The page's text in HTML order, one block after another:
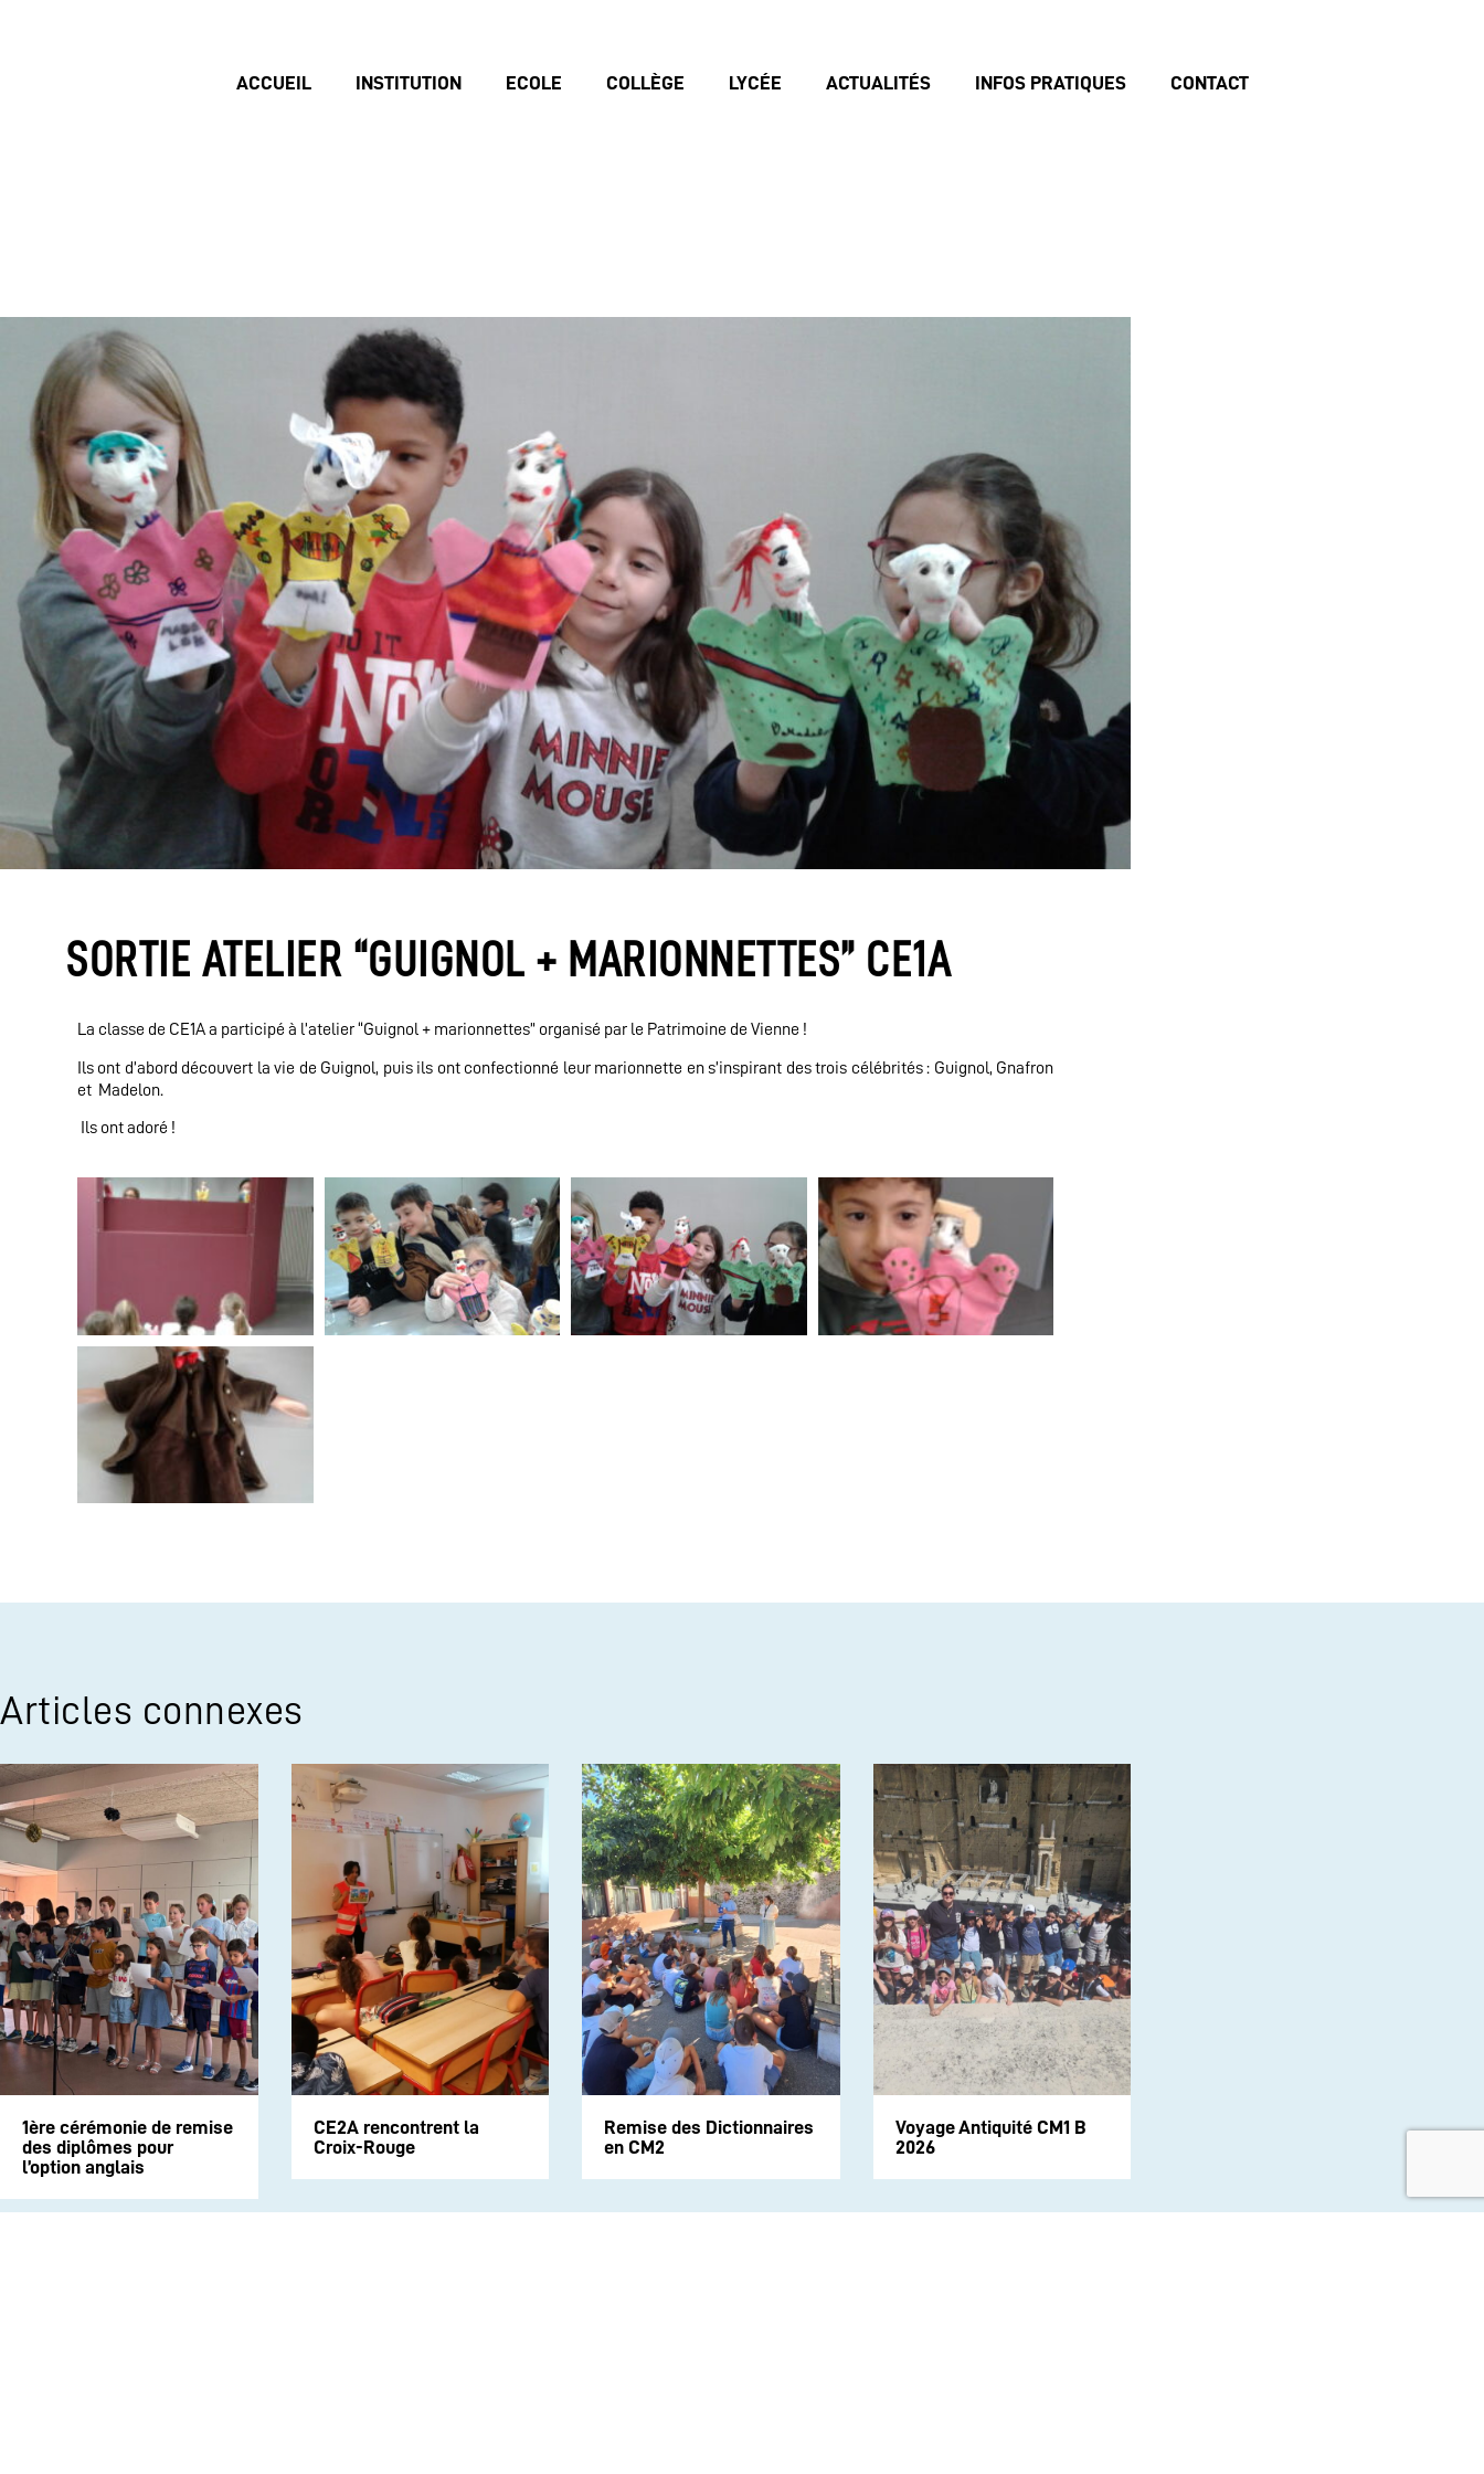
ACCUEIL INSTITUTION ECOLE COLLÈGE LYCÉE ACTUALITÉS INFOS PRATIQUES CONTACT
SORTIE ATELIER “GUIGNOL + MARIONNETTES” CE1A
La classe de CE1A a participé à l’atelier “Guignol + marionnettes” organisé par le Patrimoine de Vienne !
Ils ont d’abord découvert la vie de Guignol, puis ils ont confectionné leur marionnette en s’inspirant des trois célébrités : Guignol, Gnafron
et Madelon.
Ils ont adoré !
Articles connexes
1ère cérémonie de remise
des diplômes pour
l’option anglais
CE2A rencontrent la
Croix-Rouge
Remise des Dictionnaires
en CM2
Voyage Antiquité CM1 B
2026